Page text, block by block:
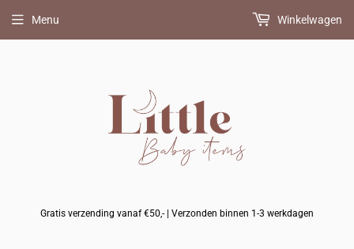
Gratis verzending vanaf €50,- | Verzonden binnen 1-3 werkdagen
Menu Winkelwagen